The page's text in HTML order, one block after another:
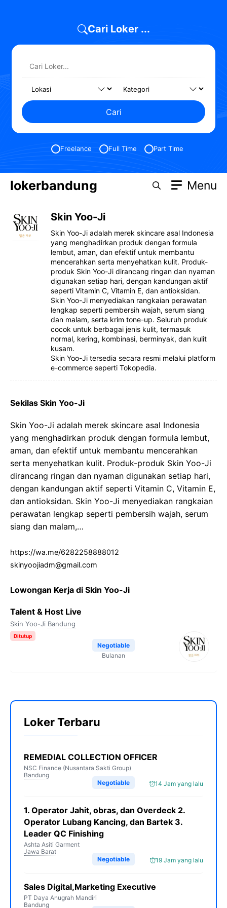
Cari Loker ...
Cari
Freelance Full Time Part Time
lokerbandung Menu
Skin Yoo-Ji
Skin Yoo-Ji adalah merek skincare asal Indonesia
yang menghadirkan produk dengan formula
lembut, aman, dan efektif untuk membantu
mencerahkan serta menyehatkan kulit. Produk-
produk Skin Yoo-Ji dirancang ringan dan nyaman
digunakan setiap hari, dengan kandungan aktif
seperti Vitamin C, Vitamin E, dan antioksidan.
Skin Yoo-Ji menyediakan rangkaian perawatan
lengkap seperti pembersih wajah, serum siang
dan malam, serta krim tone-up. Seluruh produk
cocok untuk berbagai jenis kulit, termasuk
normal, kering, kombinasi, berminyak, dan kulit
kusam.
Skin Yoo-Ji tersedia secara resmi melalui platform
e-commerce seperti Tokopedia.
Sekilas Skin Yoo-Ji
Skin Yoo-Ji adalah merek skincare asal Indonesia
yang menghadirkan produk dengan formula lembut,
aman, dan efektif untuk membantu mencerahkan
serta menyehatkan kulit. Produk-produk Skin Yoo-Ji
dirancang ringan dan nyaman digunakan setiap hari,
dengan kandungan aktif seperti Vitamin C, Vitamin E,
dan antioksidan. Skin Yoo-Ji menyediakan rangkaian
perawatan lengkap seperti pembersih wajah, serum
siang dan malam,…
https://wa.me/6282258888012
skinyoojiadm@gmail.com
Lowongan Kerja di Skin Yoo-Ji
Talent & Host Live
Skin Yoo-Ji Bandung
Ditutup
Negotiable
Bulanan
Loker Terbaru
REMEDIAL COLLECTION OFFICER
NSC Finance (Nusantara Sakti Group)
Bandung
14 Jam yang lalu
Negotiable
1. Operator Jahit, obras, dan Overdeck 2.
Operator Lubang Kancing, dan Bartek 3.
Leader QC Finishing
Ashta Asiti Garment
Jawa Barat
19 Jam yang lalu
Negotiable
Sales Digital,Marketing Executive
PT Daya Anugrah Mandiri
Bandung